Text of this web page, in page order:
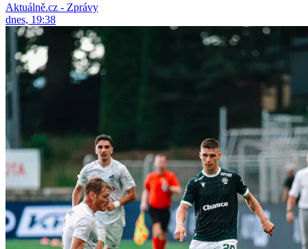
Aktuálně.cz - Zprávy
dnes, 19:38